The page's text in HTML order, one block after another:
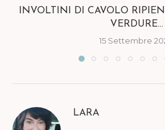
INVOLTINI DI CAVOLO
VERDURE...
15 Settembre
LARA